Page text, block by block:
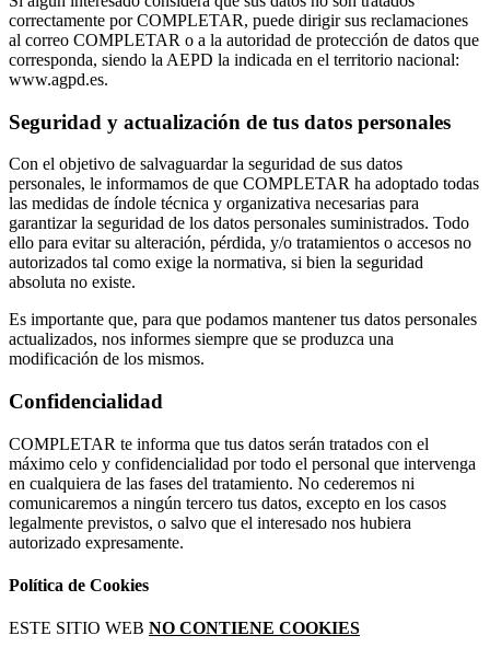
correctamente por COMPLETAR, puede dirigir sus reclamaciones
al correo COMPLETAR o a la autoridad de protección de datos que
corresponda, siendo la AEPD la indicada en el territorio nacional:
www.agpd.es.
Seguridad y actualización de tus datos personales
Con el objetivo de salvaguardar la seguridad de sus datos
personales, le informamos de que COMPLETAR ha adoptado todas
las medidas de índole técnica y organizativa necesarias para
garantizar la seguridad de los datos personales suministrados. Todo
ello para evitar su alteración, pérdida, y/o tratamientos o accesos no
autorizados tal como exige la normativa, si bien la seguridad
absoluta no existe.
Es importante que, para que podamos mantener tus datos personales
actualizados, nos informes siempre que se produzca una
modificación de los mismos.
Confidencialidad
COMPLETAR te informa que tus datos serán tratados con el
máximo celo y confidencialidad por todo el personal que intervenga
en cualquiera de las fases del tratamiento. No cederemos ni
comunicaremos a ningún tercero tus datos, excepto en los casos
legalmente previstos, o salvo que el interesado nos hubiera
autorizado expresamente.
Política de Cookies
ESTE SITIO WEB NO CONTIENE COOKIES